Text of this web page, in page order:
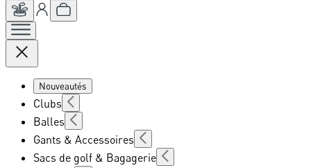
Nouveautés
Clubs
Balles
Gants & Accessoires
Sacs de golf & Bagagerie